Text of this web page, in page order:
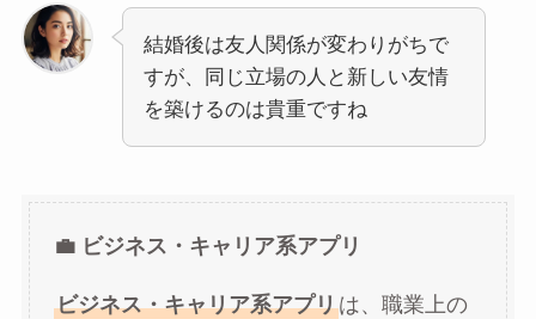
結婚後は友人関係が変わりがちで
すが、同じ立場の人と新しい友情
を築けるのは貴重ですね
💼 ビジネス・キャリア系アプリ
ビジネス・キャリア系アプリは、職業上の